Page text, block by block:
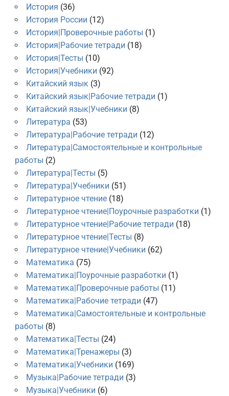
История (36)
История России (12)
История|Проверочные работы (1)
История|Рабочие тетради (18)
История|Тесты (10)
История|Учебники (92)
Китайский язык(3)
Китайский язык|Рабочие тетради (1)
Китайский язык|Учебники (8)
Литература (53)
Литература|Рабочие тетради (12)
Литература|Самостоятельные и контрольные
работы (2)
Литература|Тесты (5)
Литература|Учебники (51)
Литературное чтение(18)
Литературное чтение|Поурочные разработки (1)
Литературное чтение|Рабочие тетради (18)
Литературное чтение|Тесты (8)
Литературное чтение|Учебники (62)
Математика (75)
Математика|Поурочные разработки (1)
Математика|Проверочные работы (11)
Математика|Рабочие тетради (47)
Математика|Самостоятельные и контрольные
работы (8)
Математика|Тесты (24)
Математика|Тренажеры (3)
Математика|Учебники (169)
Музыка|Рабочие тетради (3)
Музыка|Учебники (6)